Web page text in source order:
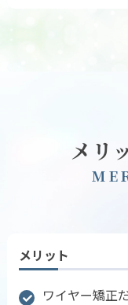
メリ
ME
メリット
ワイヤー矯正